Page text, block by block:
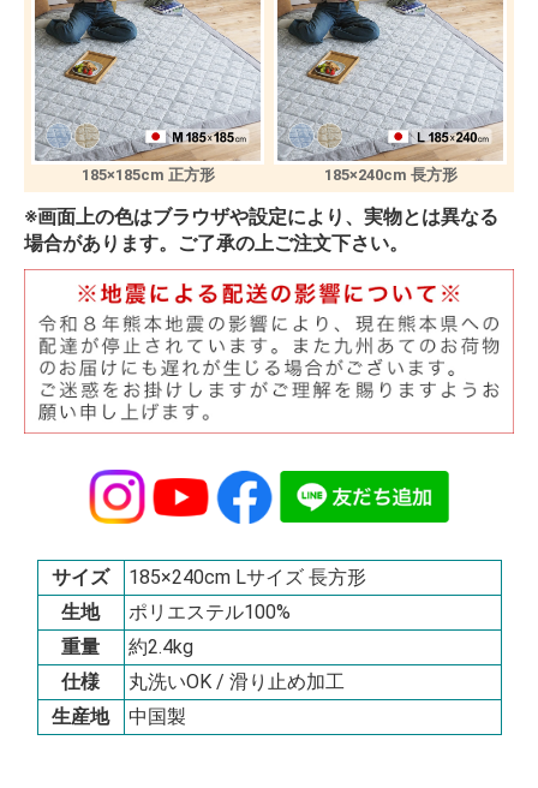
185×185cm 正方形 185×240cm 長方形
※画面上の色はブラウザや設定により、実物とは異なる
場合があります。ご了承の上ご注文下さい。
サイズ
185×240cm Lサイズ 長方形
生地
ポリエステル100%
重量
約2.4kg
仕様
丸洗いOK / 滑り止め加工
生産地
中国製